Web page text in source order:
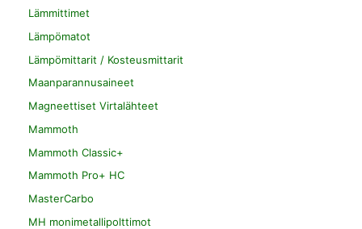
Lämmittimet
Lämpömatot
Lämpömittarit / Kosteusmittarit
Maanparannusaineet
Magneettiset Virtalähteet
Mammoth
Mammoth Classic+
Mammoth Pro+ HC
MasterCarbo
MH monimetallipolttimot